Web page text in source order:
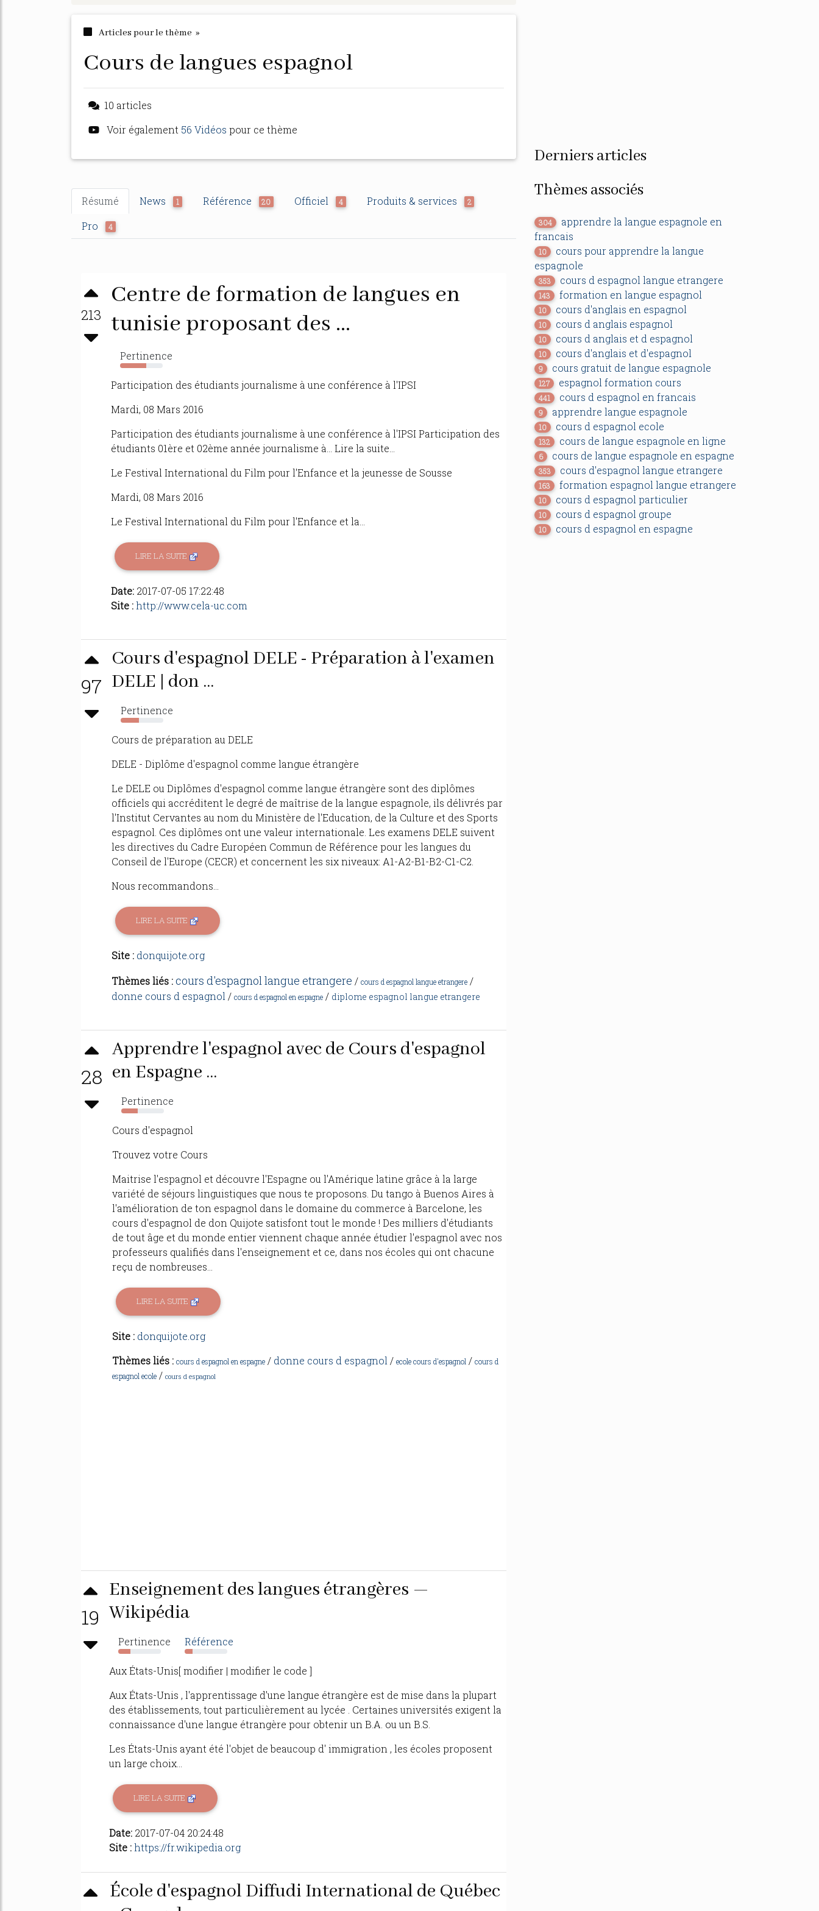
Articles pour le thème »
cours de langues espagnol
10 articles
Voir également 56 Vidéos pour ce thème
Résumé News 1 Référence 20 Officiel 4 Produits & services 2
Pro 4
213
Centre de formation de langues en
tunisie proposant des ...
Pertinence
61%
Participation des étudiants journalisme à une conférence à l'IPSI
Mardi, 08 Mars 2016
Participation des étudiants journalisme à une conférence à l'IPSI Participation des
étudiants 01ère et 02ème année journalisme à... Lire la suite...
Le Festival International du Film pour l'Enfance et la jeunesse de Sousse
Mardi, 08 Mars 2016
Le Festival International du Film pour l'Enfance et la...
LIRE LA SUITE
Date: 2017-07-05 17:22:48
Site :http://www.cela-uc.com
97
Cours d'espagnol DELE - Préparation à l'examen
DELE | don ...
Pertinence
43%
Cours de préparation au DELE
DELE - Diplôme d'espagnol comme langue étrangère
Le DELE ou Diplômes d'espagnol comme langue étrangère sont des diplômes
officiels qui accréditent le degré de maîtrise de la langue espagnole, ils délivrés par
l'Institut Cervantes au nom du Ministère de l'Education, de la Culture et des Sports
espagnol. Ces diplômes ont une valeur internationale. Les examens DELE suivent
les directives du Cadre Européen Commun de Référence pour les langues du
Conseil de l'Europe (CECR) et concernent les six niveaux: A1-A2-B1-B2-C1-C2.
Nous recommandons...
LIRE LA SUITE
Site : donquijote.org
Thèmes liés :cours d'espagnol langue etrangere / cours d espagnol langue etrangere /
donne cours d espagnol / cours d espagnol en espagne / diplome espagnol langue etrangere
28
Apprendre l'espagnol avec de Cours d'espagnol
en Espagne ...
Pertinence
39%
Cours d'espagnol
Trouvez votre Cours
Maitrise l'espagnol et découvre l'Espagne ou l'Amérique latine grâce à la large
variété de séjours linguistiques que nous te proposons. Du tango à Buenos Aires à
l'amélioration de ton espagnol dans le domaine du commerce à Barcelone, les
cours d'espagnol de don Quijote satisfont tout le monde ! Des milliers d'étudiants
de tout âge et du monde entier viennent chaque année étudier l'espagnol avec nos
professeurs qualifiés dans l'enseignement et ce, dans nos écoles qui ont chacune
reçu de nombreuses...
LIRE LA SUITE
Site : donquijote.org
Thèmes liés : cours d espagnol en espagne / donne cours d espagnol / ecole cours d'espagnol / cours d
espagnol ecole / cours d espagnol
19
Enseignement des langues étrangères —
Wikipédia
Pertinence
29%
Référence
19%
Aux États-Unis[ modifier | modifier le code ]
Aux États-Unis , l'apprentissage d'une langue étrangère est de mise dans la plupart
des établissements, tout particulièrement au lycée . Certaines universités exigent la
connaissance d'une langue étrangère pour obtenir un B.A. ou un B.S.
Les États-Unis ayant été l'objet de beaucoup d' immigration , les écoles proposent
un large choix...
LIRE LA SUITE
Date: 2017-07-04 20:24:48
Site :https://fr.wikipedia.org
École d'espagnol Diffudi International de Québec
Derniers articles
Thèmes associés
304
apprendre la langue espagnole en
francais
10
cours pour apprendre la langue
espagnole
353 cours d espagnol langue etrangere
143 formation en langue espagnol
10 cours d'anglais en espagnol
10 cours d anglais espagnol
10 cours d anglais et d espagnol
10 cours d'anglais et d'espagnol
9 cours gratuit de langue espagnole
127 espagnol formation cours
441 cours d espagnol en francais
9 apprendre langue espagnole
10 cours d espagnol ecole
132 cours de langue espagnole en ligne
6 cours de langue espagnole en espagne
353 cours d'espagnol langue etrangere
163 formation espagnol langue etrangere
10 cours d espagnol particulier
10 cours d espagnol groupe
10 cours d espagnol en espagne